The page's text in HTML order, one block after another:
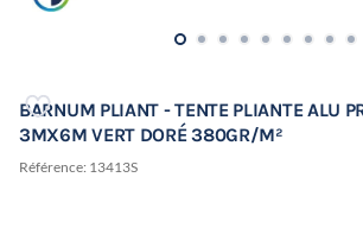
BARNUM PLIANT - TENTE PLIANTE ALU
3MX6M VERT DORÉ 380GR/M²
Référence: 13413S